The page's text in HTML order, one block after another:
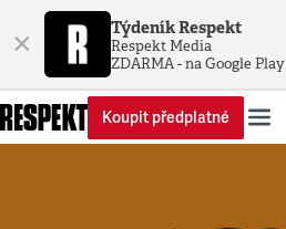
× Týdeník Respekt
Respekt Media
ZDARMA - na Google Play
Koupit předplatné